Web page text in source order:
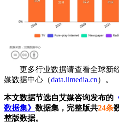
更多行业数据请查看全球新
媒数据中心（data.iimedia.cn）。
本文数据节选自艾媒咨询发布的
数据集》 数据集，完整版共24条
整版数据。